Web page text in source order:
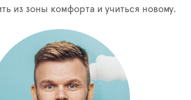
из зоны комфорта и учиться новому.